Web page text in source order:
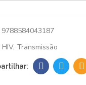
9788584043187
HIV Transmissão